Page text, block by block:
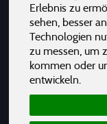
Erlebnis zu
sehen, besser
Technologien
zu messen, um
kommen oder
entwickeln.